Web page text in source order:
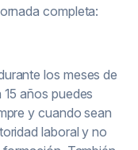
completa:
los meses de
años puedes
y cuando sean
laboral y no